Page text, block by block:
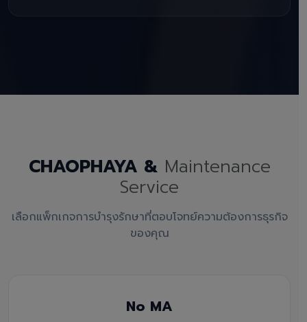
CHAOPHAYA & Maintenance
Service
เลือกแพ็กเกจการบำรุงรักษาที่ตอบโจทย์ความต้องการธุรกิจ
ของคุณ
No MA